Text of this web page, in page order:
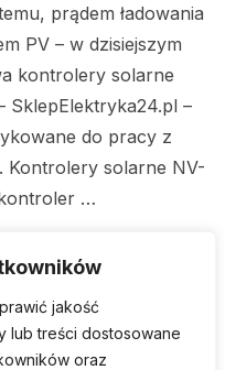
jakość
lub treści dostosowane
oraz
prądem ładowania
PV – w dzisiejszym
kontrolery solarne
SklepElektryka24.pl –
do pracy z
Kontrolery solarne NV-
…
„KONTROLERY